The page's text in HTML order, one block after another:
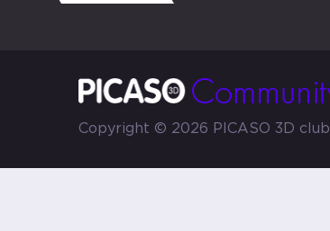
Copyright © 2026 PICASO 3D club